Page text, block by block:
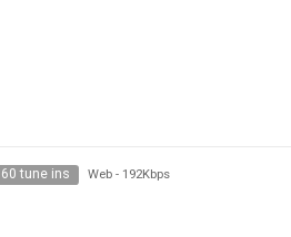
60 tune ins Web - 192Kbps